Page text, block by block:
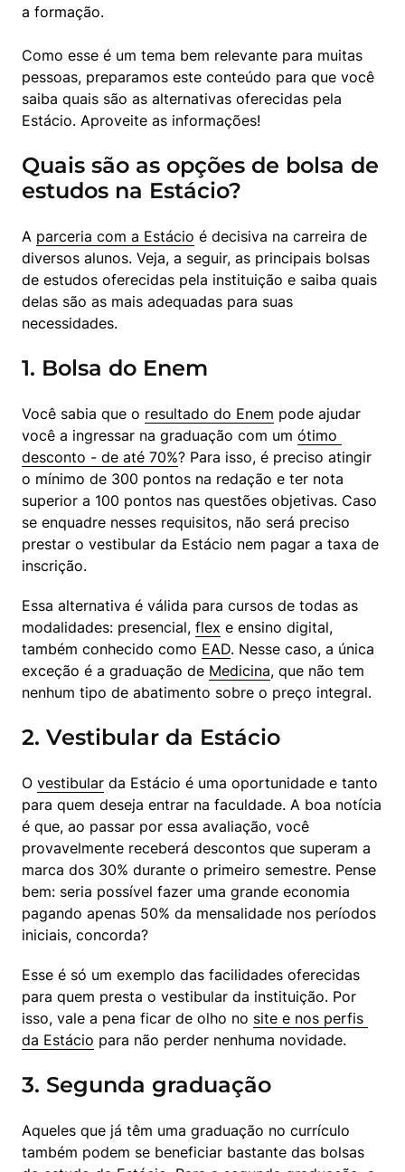
a formação.
Como esse é um tema bem relevante para muitas
pessoas, preparamos este conteúdo para que você
saiba quais são as alternativas oferecidas pela
Estácio. Aproveite as informações!
Quais são as opções de bolsa de
estudos na Estácio?
A parceria com a Estácio é decisiva na carreira de
diversos alunos. Veja, a seguir, as principais bolsas
de estudos oferecidas pela instituição e saiba quais
delas são as mais adequadas para suas
necessidades.
1. Bolsa do Enem
Você sabia que o resultado do Enem pode ajudar
você a ingressar na graduação com um ótimo
desconto - de até 70%? Para isso, é preciso atingir
o mínimo de 300 pontos na redação e ter nota
superior a 100 pontos nas questões objetivas. Caso
se enquadre nesses requisitos, não será preciso
prestar o vestibular da Estácio nem pagar a taxa de
inscrição.
Essa alternativa é válida para cursos de todas as
modalidades: presencial, flex e ensino digital,
também conhecido como EAD. Nesse caso, a única
exceção é a graduação de Medicina, que não tem
nenhum tipo de abatimento sobre o preço integral.
2. Vestibular da Estácio
O vestibular da Estácio é uma oportunidade e tanto
para quem deseja entrar na faculdade. A boa notícia
é que, ao passar por essa avaliação, você
provavelmente receberá descontos que superam a
marca dos 30% durante o primeiro semestre. Pense
bem: seria possível fazer uma grande economia
pagando apenas 50% da mensalidade nos períodos
iniciais, concorda?
Esse é só um exemplo das facilidades oferecidas
para quem presta o vestibular da instituição. Por
isso, vale a pena ficar de olho no site e nos perfis
da Estácio para não perder nenhuma novidade.
3. Segunda graduação
Aqueles que já têm uma graduação no currículo
também podem se beneficiar bastante das bolsas